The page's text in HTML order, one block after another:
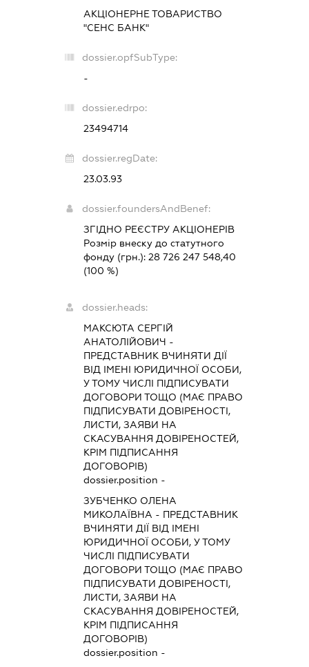
АКЦІОНЕРНЕ ТОВАРИСТВО
"СЕНС БАНК"
dossier.opfSubType:
-
dossier.edrpo:
23494714
dossier.regDate:
23.03.93
dossier.foundersAndBenef:
ЗГІДНО РЕЄСТРУ АКЦІОНЕРІВ
Розмір внеску до статутного
фонду (грн.):28 726 247 548,40
(100 %)
dossier.heads:
МАКСЮТА СЕРГІЙ
АНАТОЛІЙОВИЧ -
ПРЕДСТАВНИК ВЧИНЯТИ ДІЇ
ВІД ІМЕНІ ЮРИДИЧНОЇ ОСОБИ,
У ТОМУ ЧИСЛІ ПІДПИСУВАТИ
ДОГОВОРИ ТОЩО (МАЄ ПРАВО
ПІДПИСУВАТИ ДОВІРЕНОСТІ,
ЛИСТИ, ЗАЯВИ НА
СКАСУВАННЯ ДОВІРЕНОСТЕЙ,
КРІМ ПІДПИСАННЯ
ДОГОВОРІВ)
dossier.position -
ЗУБЧЕНКО ОЛЕНА
МИКОЛАЇВНА - ПРЕДСТАВНИК
ВЧИНЯТИ ДІЇ ВІД ІМЕНІ
ЮРИДИЧНОЇ ОСОБИ, У ТОМУ
ЧИСЛІ ПІДПИСУВАТИ
ДОГОВОРИ ТОЩО (МАЄ ПРАВО
ПІДПИСУВАТИ ДОВІРЕНОСТІ,
ЛИСТИ, ЗАЯВИ НА
СКАСУВАННЯ ДОВІРЕНОСТЕЙ,
КРІМ ПІДПИСАННЯ
ДОГОВОРІВ)
dossier.position -